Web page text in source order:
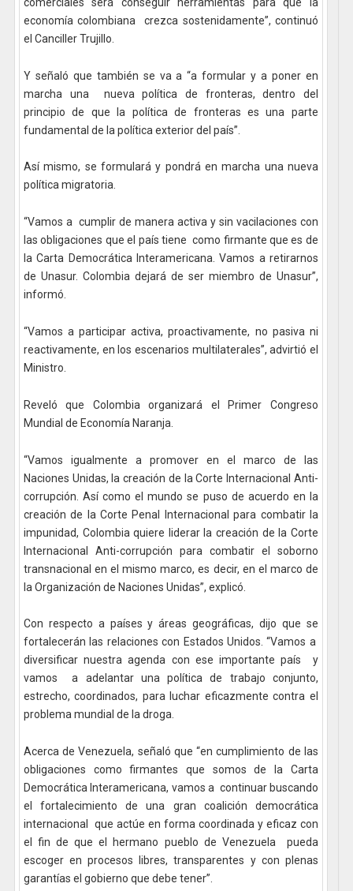
economía colombiana crezca sostenidamente”, continuó
el Canciller Trujillo.
Y señaló que también se va a “a formular y a poner en
marcha una nueva política de fronteras, dentro del
principio de que la política de fronteras es una parte
fundamental de la política exterior del país”.
Así mismo, se formulará y pondrá en marcha una nueva
política migratoria.
“Vamos a cumplir de manera activa y sin vacilaciones con
las obligaciones que el país tiene como firmante que es de
la Carta Democrática Interamericana. Vamos a retirarnos
de Unasur. Colombia dejará de ser miembro de Unasur”,
informó.
“Vamos a participar activa, proactivamente, no pasiva ni
reactivamente, en los escenarios multilaterales”, advirtió el
Ministro.
Reveló que Colombia organizará el Primer Congreso
Mundial de Economía Naranja.
“Vamos igualmente a promover en el marco de las
Naciones Unidas, la creación de la Corte Internacional Anti-
corrupción. Así como el mundo se puso de acuerdo en la
creación de la Corte Penal Internacional para combatir la
impunidad, Colombia quiere liderar la creación de la Corte
Internacional Anti-corrupción para combatir el soborno
transnacional en el mismo marco, es decir, en el marco de
la Organización de Naciones Unidas”, explicó.
Con respecto a países y áreas geográficas, dijo que se
fortalecerán las relaciones con Estados Unidos. “Vamos a
diversificar nuestra agenda con ese importante país y
vamos a adelantar una política de trabajo conjunto,
estrecho, coordinados, para luchar eficazmente contra el
problema mundial de la droga.
Acerca de Venezuela, señaló que “en cumplimiento de las
obligaciones como firmantes que somos de la Carta
Democrática Interamericana, vamos a continuar buscando
el fortalecimiento de una gran coalición democrática
internacional que actúe en forma coordinada y eficaz con
el fin de que el hermano pueblo de Venezuela pueda
escoger en procesos libres, transparentes y con plenas
garantías el gobierno que debe tener”.